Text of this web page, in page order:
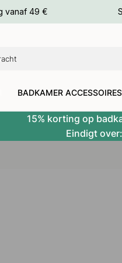
vanaf 49 €
BADKAMER ACCESSOIRES
15% korting op
Eindigt over: